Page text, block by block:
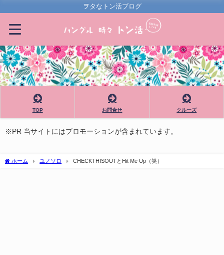
ヲタなトン活ブログ
TOP お問合せ クルーズ
※PR 当サイトにはプロモーションが含まれています。
ホーム ユノソロ CHECKTHISOUTとHit Me Up（笑）